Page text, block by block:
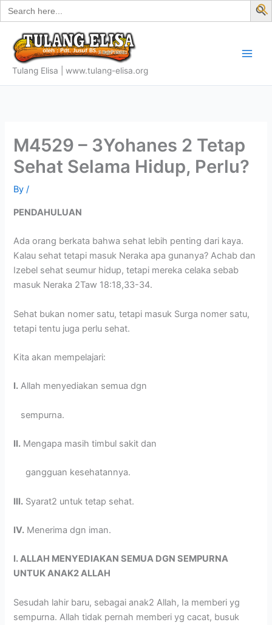
Search
for:
Skip
to
content
Tulang Elisa | www.tulang-elisa.org
M4529 – 3Yohanes 2 Tetap
Sehat Selama Hidup, Perlu?
By/
PENDAHULUAN
Ada orang berkata bahwa sehat lebih penting dari kaya.
Kalau sehat tetapi masuk Neraka apa gunanya? Achab dan
Izebel sehat seumur hidup, tetapi mereka celaka sebab
masuk Neraka 2Taw 18:18,33-34.
Sehat bukan nomer satu, tetapi masuk Surga nomer satu,
tetapi tentu juga perlu sehat.
Kita akan mempelajari:
I. Allah menyediakan semua dgn
sempurna.
II. Mengapa masih timbul sakit dan
gangguan kesehatannya.
III. Syarat2 untuk tetap sehat.
IV. Menerima dgn iman.
I. ALLAH MENYEDIAKAN SEMUA DGN SEMPURNA
UNTUK ANAK2 ALLAH
Sesudah lahir baru, sebagai anak2 Allah, Ia memberi yg
sempurna. Allah tidak pernah memberi yg cacat, busuk